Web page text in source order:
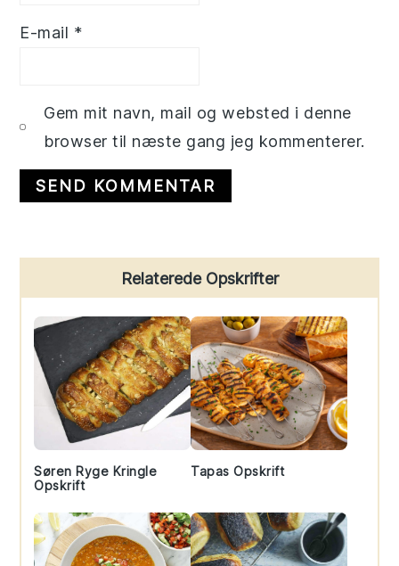
E-mail *
Gem mit navn, mail og websted i denne
browser til næste gang jeg kommenterer.
Sidebar
Relaterede Opskrifter
Søren Ryge Kringle
Opskrift
Tapas Opskrift